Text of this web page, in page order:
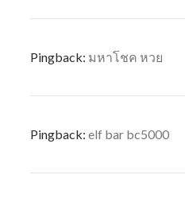
Pingback: มหาโชค หวย
Pingback: elf bar bc5000